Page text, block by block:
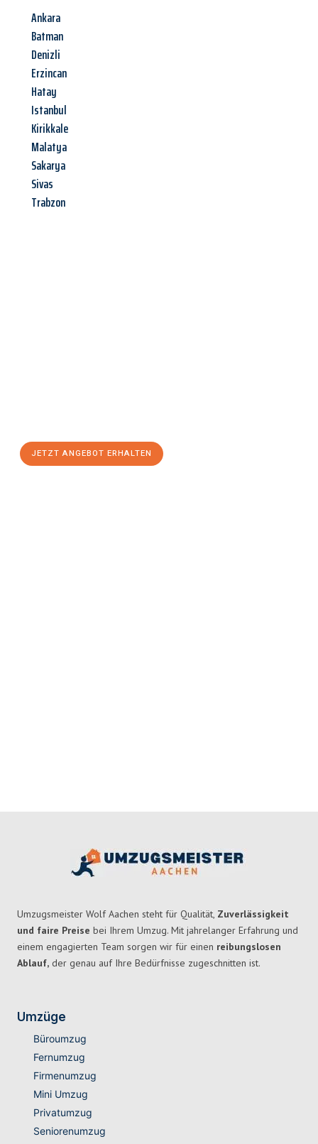
Ankara
Batman
Denizli
Erzincan
Hatay
Istanbul
Kirikkale
Malatya
Sakarya
Sivas
Trabzon
JETZT ANGEBOT ERHALTEN
Umzugsmeister Wolf Aachen steht für Qualität, Zuverlässigkeit
und faire Preise bei Ihrem Umzug. Mit jahrelanger Erfahrung und
einem engagierten Team sorgen wir für einen reibungslosen
Ablauf, der genau auf Ihre Bedürfnisse zugeschnitten ist.
Umzüge
Büroumzug
Fernumzug
Firmenumzug
Mini Umzug
Privatumzug
Seniorenumzug